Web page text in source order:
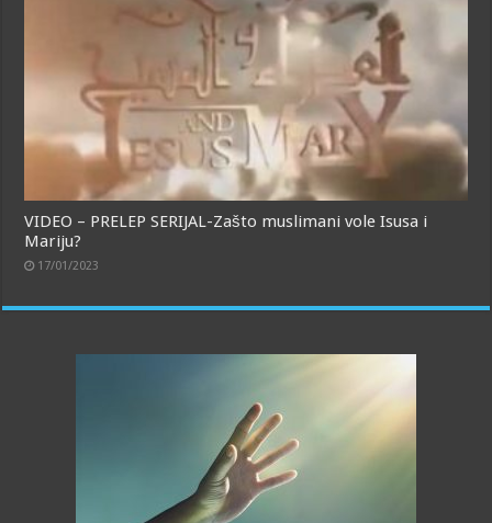
VIDEO – PRELEP SERIJAL-Zašto muslimani vole Isusa i
Mariju?
17/01/2023